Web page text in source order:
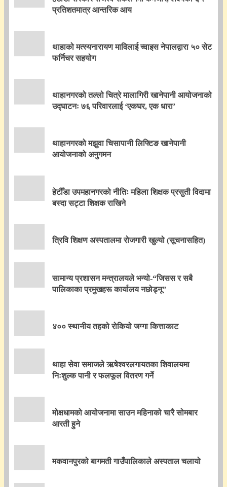
प्रतिशतमात्र आन्तरिक आय
थाहाको मत्स्यनारायण माविलाई च्वाइस नेपालद्वारा ५० सेट
फर्निचर सहयोग
थाहानगरको तल्लो चित्रे मालागिरी खानेपानी आयोजनाको
उद्घाटनः ७६ परिवारलाई ‘एकघर, एक धारा’
थाहानगरको मझुवा चिसापानी लिफ्टिङ खानेपानी
आयोजनाको अनुगमन
हेटौँडा उपमहानगरको नीतिः महिला शिक्षक प्रसुती विदामा
बस्दा सट्टा शिक्षक राखिने
त्रिवि शिक्षण अस्पतालमा रोजगारी खुल्यो (सूचनासहित)
सामान्य प्रशासन मन्त्रालयले भन्यो-“जिसस र सबै
पालिकाका प्रमुखहरू कार्यालय नछोड्नू”
४०० स्थानीय तहको रोकियो जग्गा कित्ताकाट
थाहा सेवा समाजले ऋषेश्वरलगायतका शिवालयमा
निःशुल्क पानी र फलफूल वितरण गर्ने
मोक्षधामको आयोजनामा साउन महिनाको चारै सोमबार
आरती हुने
मकवानपुरको बागमती गाउँपालिकाले अस्पताल चलायो